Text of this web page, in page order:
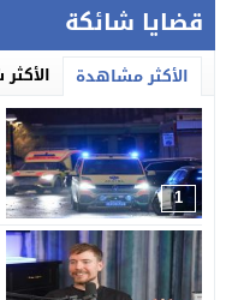
قضايا شائكة
الأكثر مشاهدة
1